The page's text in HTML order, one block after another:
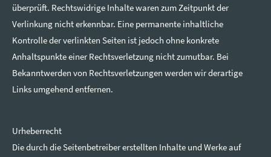
überprüft. Rechtswidrige Inhalte waren zum Zeitpunkt der
Verlinkung nicht erkennbar. Eine permanente inhaltliche
Kontrolle der verlinkten Seiten ist jedoch ohne konkrete
Anhaltspunkte einer Rechtsverletzung nicht zumutbar. Bei
Bekanntwerden von Rechtsverletzungen werden wir derartige
Links umgehend entfernen.
Urheberrecht
Die durch die Seitenbetreiber erstellten Inhalte und Werke auf